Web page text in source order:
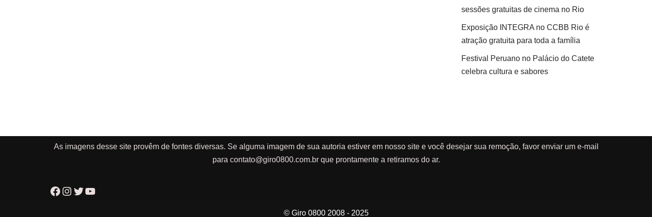
sessões gratuitas de cinema no Rio
Exposição INTEGRA no CCBB Rio é
atração gratuita para toda a família
Festival Peruano no Palácio do Catete
celebra cultura e sabores
As imagens desse site provêm de fontes diversas. Se alguma imagem de sua autoria estiver em nosso site e você desejar sua remoção, favor enviar um e-mail
para contato@giro0800.com.brque prontamente a retiramos do ar.
© Giro 0800 2008 - 2025